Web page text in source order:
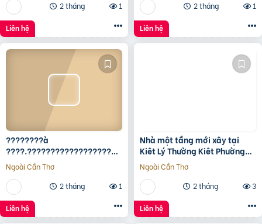
2 tháng
1
Liên hệ
2 tháng
1
Liên hệ
????????à
????.????????????????????,
???????????????? ????
ộ???? ????????ấ????, ????
ó???? ???? ????ặ????
????????ề????
????????????, ????????á
????.???? ????ỷ
Ngoài Cần Thơ
2 tháng
1
Liên hệ
Nhà một tầng mới xây tại
Kiêt Lý Thường Kiêt Phường
nam Đông Hà Quảng Trị
Ngoài Cần Thơ
2 tháng
3
Liên hệ